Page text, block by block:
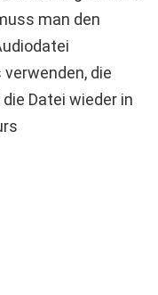
man den
die
Datei wieder in